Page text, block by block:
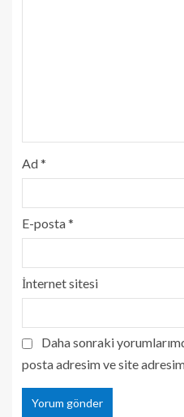
Ad*
E-posta*
İnternet sitesi
Daha sonraki
posta adresim ve site